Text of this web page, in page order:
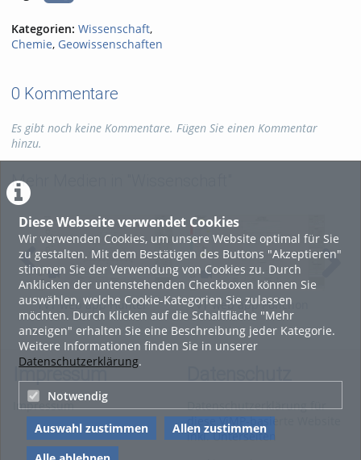
Diese Webseite verwendet Cookies
Wir verwenden Cookies, um unsere Website optimal für Sie
zu gestalten. Mit dem Bestätigen des Buttons "Akzeptieren"
stimmen Sie der Verwendung von Cookies zu. Durch
Anklicken der untenstehenden Checkboxen können Sie
auswählen, welche Cookie-Kategorien Sie zulassen
möchten. Durch Klicken auf die Schaltfläche "Mehr
anzeigen" erhalten Sie eine Beschreibung jeder Kategorie.
Weitere Informationen finden Sie in unserer
Datenschutzerklärung.
Notwendig
Auswahl zustimmen
Allen zustimmen
Kategorien: Wissenschaft,
Chemie, Geowissenschaften
0 Kommentare
Es gibt noch keine Kommentare. Fügen Sie einen Kommentar
hinzu.
Mehr Medien in "Wissenschaft"
TVT web app Hunter
Nash
TVT web app Ponchon
Savarit
Impressum
Impressum
Datenschutzerklärung für
diese ViMP-basierte Website
inkl. Unterseiten